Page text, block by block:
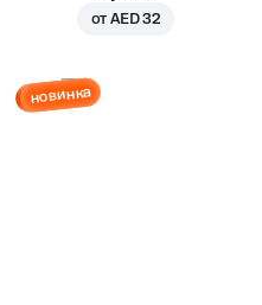
отAED 32
новинка